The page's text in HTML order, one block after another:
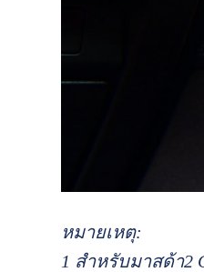
หมายเหตุ:
1 สำหรับมาสด้า2